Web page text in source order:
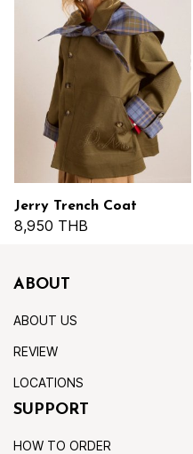
Jerry Trench Coat
8,950 THB
ABOUT
ABOUT US
REVIEW
LOCATIONS
SUPPORT
HOW TO ORDER